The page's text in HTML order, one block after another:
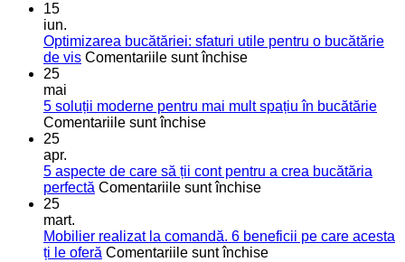
15
iun.
Optimizarea bucătăriei: sfaturi utile pentru o bucătărie
de vis Comentariile sunt închisepentru
sfaturi
bucătărie
de
25
mai
5 soluții moderne pentru mai mult spațiu în bucătărie
Comentariile sunt închisepentru
moderne
pentru
spațiu
în
25
apr.
5 aspecte de care să ții cont pentru a crea bucătăria
perfectă Comentariile sunt închisepentru
de
care
25
mart.
Mobilier realizat la comandă. 6 beneficii pe care acesta
ți le oferă Comentariile sunt închisepentru